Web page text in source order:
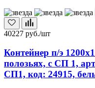
40227 руб./шт
Контейнер п/э
полозьях, с СП 1,
СП1, код: 24915,